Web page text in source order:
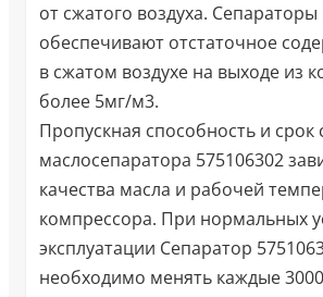
от сжатого воздуха. Сепараторы
обеспечивают отстаточное
в сжатом воздухе на выходе из
более 5мг/м3.
Пропускная способность и срок
маслосепаратора 575106302
качества масла и рабочей
компрессора. При нормальных
эксплуатации Сепаратор
необходимо менять каждые